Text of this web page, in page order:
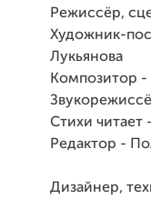
Режиссёр,
Художник-
Лукьянова
Композитор
Стихи читает
Редактор -
Дизайнер,